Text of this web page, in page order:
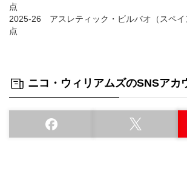
点
2025-26 アスレティック・ビルバオ（スペ
点
ニコ・ウィリアムズのSNSアカ